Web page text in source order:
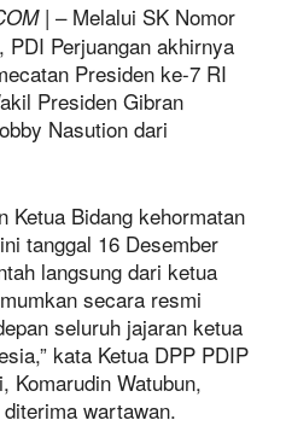
| – Melalui SK Nomor
PDI Perjuangan akhirnya
Presiden ke-7 RI
Presiden Gibran
Nasution dari
Ketua Bidang kehormatan
tanggal 16 Desember
langsung dari ketua
secara resmi
seluruh jajaran ketua
kata Ketua DPP PDIP
Komarudin Watubun,
wartawan.